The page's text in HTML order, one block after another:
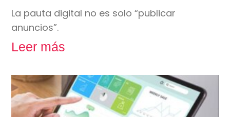
La pauta digital no es solo “publicar
anuncios”.
Leer más